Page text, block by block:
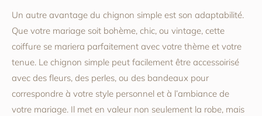
Un autre avantage du chignon simple est son adaptabilité.
Que votre mariage soit bohème, chic, ou vintage, cette
coiffure se mariera parfaitement avec votre thème et votre
tenue. Le chignon simple peut facilement être accessoirisé
avec des fleurs, des perles, ou des bandeaux pour
correspondre à votre style personnel et à l’ambiance de
votre mariage. Il met en valeur non seulement la robe, mais